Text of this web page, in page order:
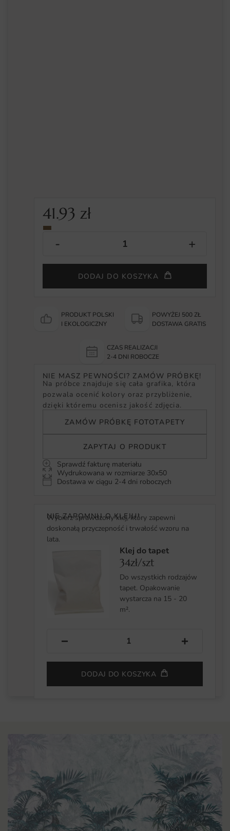
41.93zł
DODAJ DO KOSZYKA
PRODUKT POLSKI
I EKOLOGICZNY
POWYŻEJ 500 ZŁ
DOSTAWA GRATIS
CZAS REALIZACJI
2-4 DNI ROBOCZE
NIE MASZ PEWNOŚCI? ZAMÓW PRÓBKĘ!
Na próbce znajduje się cała grafika, która
pozwala ocenić kolory oraz przybliżenie,
dzięki któremu ocenisz jakość zdjęcia.
ZAMÓW PRÓBKĘ FOTOTAPETY
ZAPYTAJ O PRODUKT
Sprawdź fakturę materiału
Wydrukowana w rozmiarze 30x50
Dostawa w ciągu 2-4 dni roboczych
NIE ZAPOMNIJ O KLEJU!
Wybierz sprawdzony klej, który zapewni
doskonałą przyczepność i trwałość wzoru na
lata.
Klej do tapet
34zł/szt
Do wszystkich rodzajów
tapet. Opakowanie
wystarcza na 15 - 20
m².
− +
DODAJ DO KOSZYKA